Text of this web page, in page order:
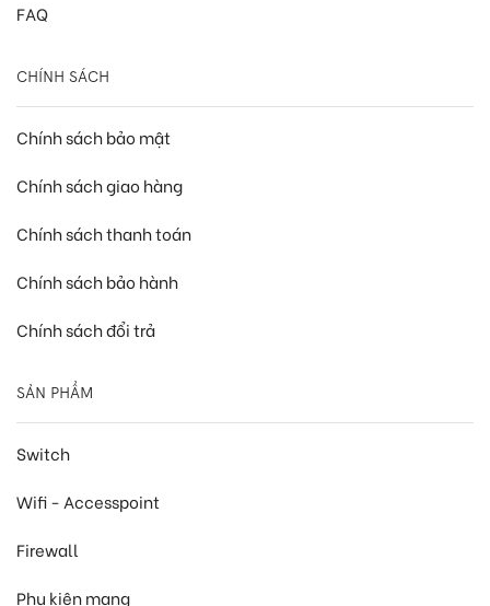
FAQ
CHÍNH SÁCH
Chính sách bảo mật
Chính sách giao hàng
Chính sách thanh toán
Chính sách bảo hành
Chính sách đổi trả
SẢN PHẨM
Switch
Wifi - Accesspoint
Firewall
Phụ kiện mạng